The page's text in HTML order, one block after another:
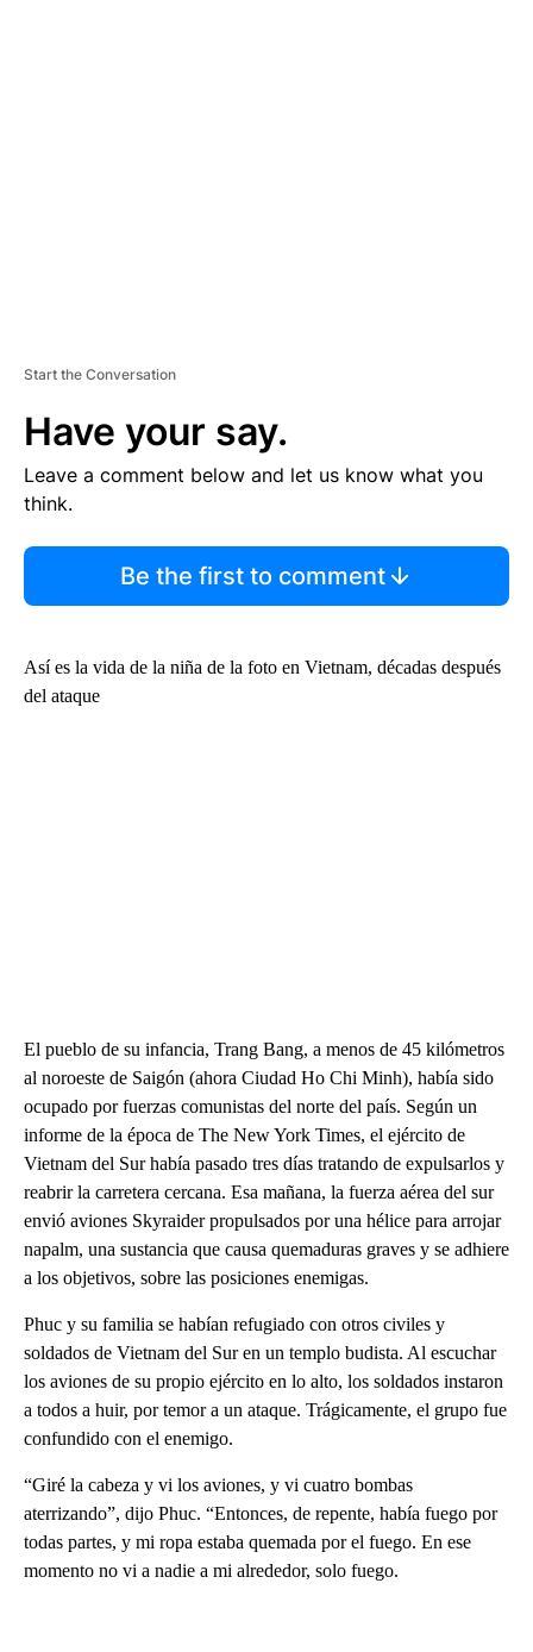
Start the Conversation
Have your say.
Leave a comment below and let us know what you
think.
Be the first to comment
Así es la vida de la niña de la foto en Vietnam, décadas después
del ataque
El pueblo de su infancia, Trang Bang, a menos de 45 kilómetros
al noroeste de Saigón (ahora Ciudad Ho Chi Minh), había sido
ocupado por fuerzas comunistas del norte del país. Según un
informe de la época de The New York Times, el ejército de
Vietnam del Sur había pasado tres días tratando de expulsarlos y
reabrir la carretera cercana. Esa mañana, la fuerza aérea del sur
envió aviones Skyraider propulsados por una hélice para arrojar
napalm, una sustancia que causa quemaduras graves y se adhiere
a los objetivos, sobre las posiciones enemigas.
Phuc y su familia se habían refugiado con otros civiles y
soldados de Vietnam del Sur en un templo budista. Al escuchar
los aviones de su propio ejército en lo alto, los soldados instaron
a todos a huir, por temor a un ataque. Trágicamente, el grupo fue
confundido con el enemigo.
“Giré la cabeza y vi los aviones, y vi cuatro bombas
aterrizando”, dijo Phuc. “Entonces, de repente, había fuego por
todas partes, y mi ropa estaba quemada por el fuego. En ese
momento no vi a nadie a mi alrededor, solo fuego.